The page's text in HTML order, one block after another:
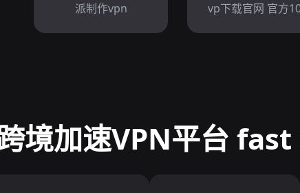
派制作vpn
vp下载官网 官方
境加速VPN平台